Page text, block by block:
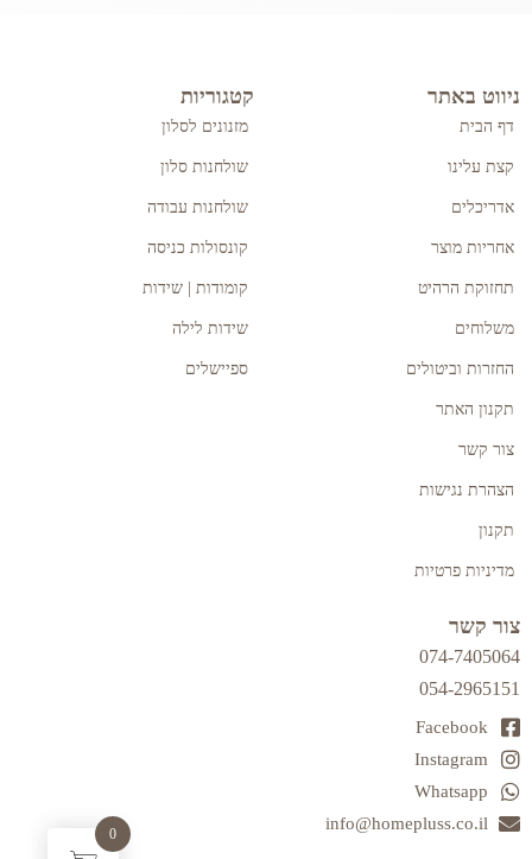
ניווט באתר
דף הבית
קצת עלינו
אדריכלים
אחריות מוצר
תחזוקת הרהיט
משלוחים
החזרות וביטולים
תקנון האתר
צור קשר
הצהרת נגישות
תקנון
מדיניות פרטיות
קטגוריות
מזנונים לסלון
שולחנות סלון
שולחנות עבודה
קונסולות כניסה
קומודות | שידות
שידות לילה
ספיישלים
צור קשר
074-7405064
054-2965151
Facebook
Instagram
Whatsapp
info@homepluss.co.il
0